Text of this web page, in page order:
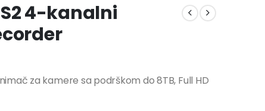
S2 4-kanalni
za kamere sa podrškom do 8TB, Full HD